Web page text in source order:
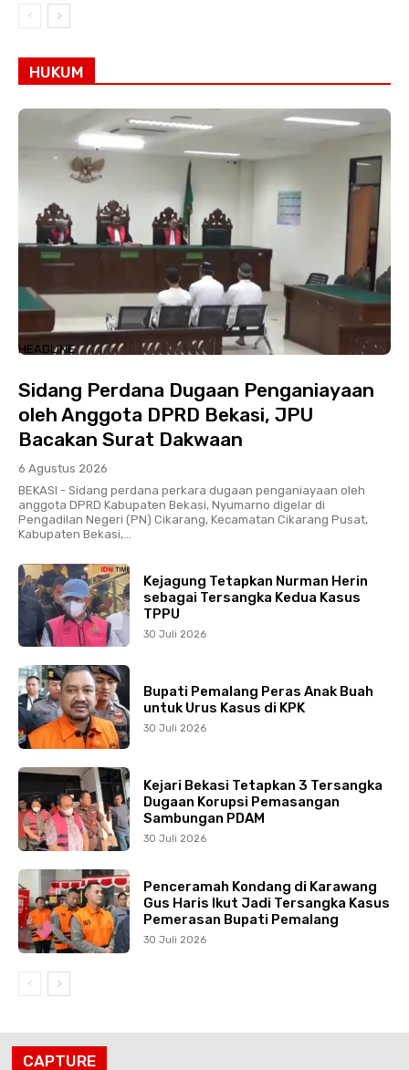
HUKUM
HEADLINE
Sidang Perdana Dugaan Penganiayaan
oleh Anggota DPRD Bekasi, JPU
Bacakan Surat Dakwaan
6 Agustus 2026
BEKASI - Sidang perdana perkara dugaan penganiayaan oleh
anggota DPRD Kabupaten Bekasi, Nyumarno digelar di
Pengadilan Negeri (PN) Cikarang, Kecamatan Cikarang Pusat,
Kabupaten Bekasi,...
Kejagung Tetapkan Nurman Herin
sebagai Tersangka Kedua Kasus
TPPU
30 Juli 2026
Bupati Pemalang Peras Anak Buah
untuk Urus Kasus di KPK
30 Juli 2026
Kejari Bekasi Tetapkan 3 Tersangka
Dugaan Korupsi Pemasangan
Sambungan PDAM
30 Juli 2026
Penceramah Kondang di Karawang
Gus Haris Ikut Jadi Tersangka Kasus
Pemerasan Bupati Pemalang
30 Juli 2026
CAPTURE